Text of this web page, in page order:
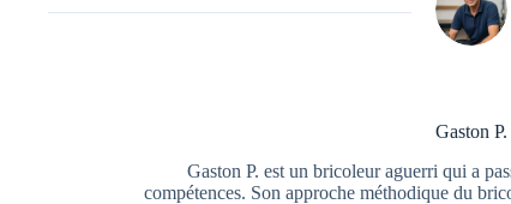
Gaston P.
Gaston P. est un bricoleur aguerri qui a
compétences. Son approche méthodique du